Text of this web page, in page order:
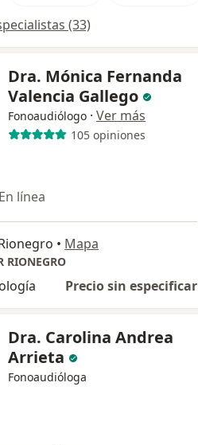
(33)
Dra. Mónica Fernanda
Valencia Gallego
Fonoaudiólogo · Ver más
105 opiniones
En línea
• Mapa
RIONEGRO
Precio sin especificar
Dra. Carolina Andrea
Arrieta
Fonoaudióloga